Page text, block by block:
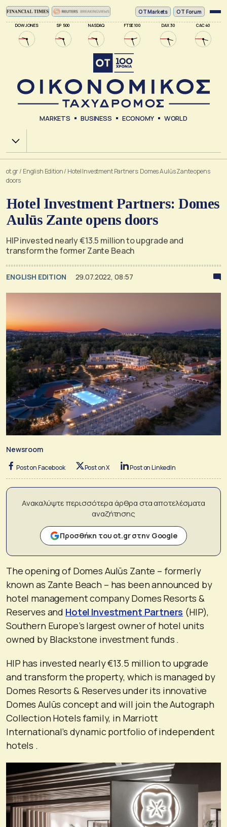
DOW JONES SP 500 NASDAQ FTSE 100 DAX 30 CAC 40
ΟΤ Markets OT Forum
MARKETS BUSINESS ECONOMY WORLD
Χ.Α.
ot.gr/ English Edition/ Hotel Investment Partners: Domes Aulūs Zante opens
doors
Hotel Investment Partners: Domes
Aulūs Zante opens doors
HIP invested nearly €13.5 million to upgrade and
transform the former Zante Beach
ENGLISH EDITION 29.07.2022, 08:57
Newsroom
Post on Facebook Post on X Post on LinkedIn
Ανακαλύψτε περισσότερα άρθρα στα αποτελέσματα
αναζήτησης
Προσθήκη του ot.gr στην Google
The opening of Domes Aulūs Zante – formerly
known as Zante Beach – has been announced by
hotel management company Domes Resorts &
Reserves and Hotel Investment Partners (HIP),
Southern Europe’s largest owner of hotel units
owned by Blackstone investment funds .
HIP has invested nearly €13.5 million to upgrade
and transform the property, which is managed by
Domes Resorts & Reserves under its innovative
Domes Aulūs concept and will join the Autograph
Collection Hotels family, in Marriott
International’s dynamic portfolio of independent
hotels .